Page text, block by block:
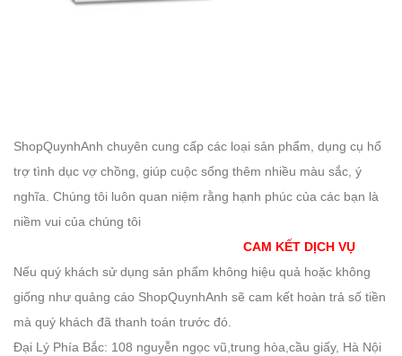
ShopQuynhAnh chuyên cung cấp các loại sản phẩm, dụng cụ hổ
trợ tình dục vợ chồng, giúp cuộc sống thêm nhiều màu sắc, ý
nghĩa. Chúng tôi luôn quan niệm rằng hạnh phúc của các bạn là
niềm vui của chúng tôi
CAM KẾT DỊCH VỤ
Nếu quý khách sử dụng sản phẩm không hiệu quả hoặc không
giống như quảng cáo ShopQuynhAnh sẽ cam kết hoàn trả số tiền
mà quý khách đã thanh toán trước đó.
Đại Lý Phía Bắc: 108 nguyễn ngọc vũ,trung hòa,cầu giấy, Hà Nội